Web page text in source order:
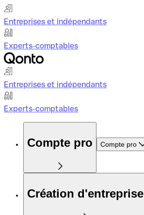
Entreprises et indépendants
Experts-comptables
Entreprises et indépendants
Experts-comptables
Compte pro Compte pro
Création d'entreprise